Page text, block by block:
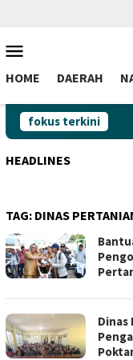
to
contentMobile
HOME DAERAH
fokus terkini
HEADLINES
TAG: DINAS
Dinas